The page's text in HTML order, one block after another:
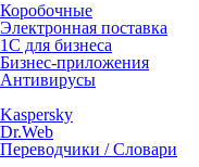
Коробочные
Электронная поставка
1С для бизнеса
Бизнес-приложения
Антивирусы
Kaspersky
Dr.Web
Переводчики / Словари